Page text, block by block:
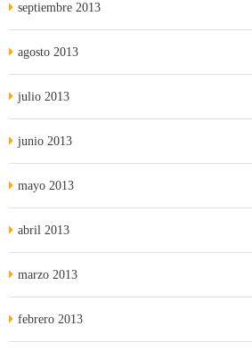
septiembre 2013
agosto 2013
julio 2013
junio 2013
mayo 2013
abril 2013
marzo 2013
febrero 2013